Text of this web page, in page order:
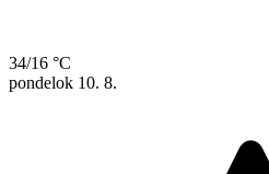
34/16 °C
pondelok 10. 8.